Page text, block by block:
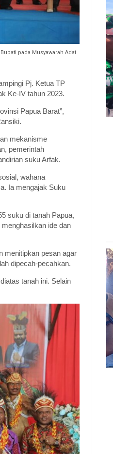
pada Musyawarah Adat
Pj. Ketua TP
Ke-IV tahun 2023.
Papua Barat”,
mekanisme
pemerintah
suku Arfak.
wahana
Ia mengajak Suku
suku di tanah Papua,
ide dan
menitipkan pesan agar
dipecah-pecahkan.
tanah ini. Selain